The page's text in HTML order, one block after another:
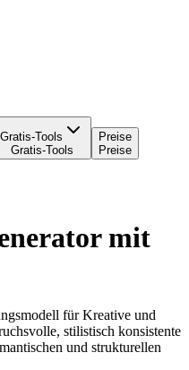
Gratis-Tools
Gratis-Tools
Preise
Preise
mit
für Kreative und
stilistisch konsistente
und strukturellen